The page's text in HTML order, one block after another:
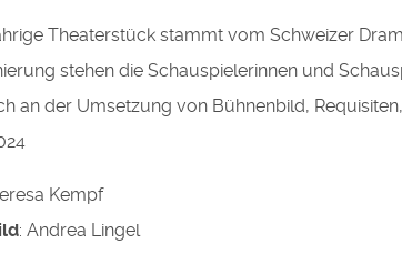
Theaterstück stammt vom Schweizer
stehen die Schauspielerinnen und
an der Umsetzung von Bühnenbild,
Kempf
: Andrea Lingel